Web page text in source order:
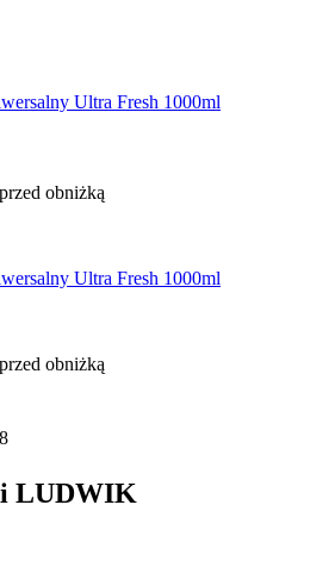
Ultra Fresh 1000ml
obniżką
Ultra Fresh 1000ml
obniżką
LUDWIK